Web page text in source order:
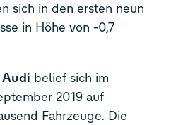
sich in den ersten neun
in Höhe von -0,7
Audi belief sich im
2019 auf